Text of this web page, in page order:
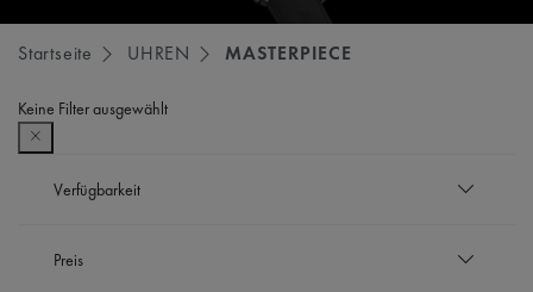
Startseite UHREN MASTERPIECE
Keine Filter ausgewählt
Verfügbarkeit
Preis